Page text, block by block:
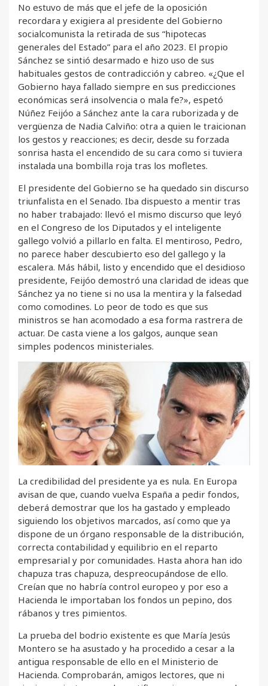
No estuvo de más que el jefe de la oposición
recordara y exigiera al presidente del Gobierno
socialcomunista la retirada de sus “hipotecas
generales del Estado” para el año 2023. El propio
Sánchez se sintió desarmado e hizo uso de sus
habituales gestos de contradicción y cabreo. «¿Que el
Gobierno haya fallado siempre en sus predicciones
económicas será insolvencia o mala fe?», espetó
Núñez Feijóo a Sánchez ante la cara ruborizada y de
vergüenza de Nadia Calviño: otra a quien le traicionan
los gestos y reacciones; es decir, desde su forzada
sonrisa hasta el encendido de su cara como si tuviera
instalada una bombilla roja tras los mofletes.
El presidente del Gobierno se ha quedado sin discurso
triunfalista en el Senado. Iba dispuesto a mentir tras
no haber trabajado: llevó el mismo discurso que leyó
en el Congreso de los Diputados y el inteligente
gallego volvió a pillarlo en falta. El mentiroso, Pedro,
no parece haber descubierto eso del gallego y la
escalera. Más hábil, listo y encendido que el desidioso
presidente, Feijóo demostró una claridad de ideas que
Sánchez ya no tiene si no usa la mentira y la falsedad
como comodines. Lo peor de todo es que sus
ministros se han acomodado a esa forma rastrera de
actuar. De casta viene a los galgos, aunque sean
simples podencos ministeriales.
La credibilidad del presidente ya es nula. En Europa
avisan de que, cuando vuelva España a pedir fondos,
deberá demostrar que los ha gastado y empleado
siguiendo los objetivos marcados, así como que ya
dispone de un órgano responsable de la distribución,
correcta contabilidad y equilibrio en el reparto
empresarial y por comunidades. Hasta ahora han ido
chapuza tras chapuza, despreocupándose de ello.
Creían que no habría control europeo y por eso a
Hacienda le importaban los fondos un pepino, dos
rábanos y tres pimientos.
La prueba del bodrio existente es que María Jesús
Montero se ha asustado y ha procedido a cesar a la
antigua responsable de ello en el Ministerio de
Hacienda. Comprobarán, amigos lectores, que ni